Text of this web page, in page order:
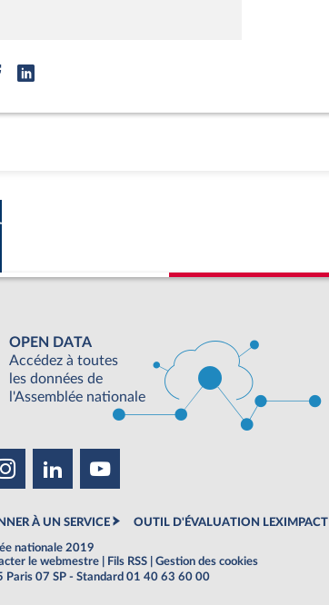
OPEN DATA
Accédez à toutes
les données de
l'Assemblée nationale
À UN SERVICE OUTIL D'ÉVALUATION LEXIMPACT
nationale 2019
le webmestre Fils RSS
Gestion des cookies
Paris 07 SP - Standard 01 40 63 60 00